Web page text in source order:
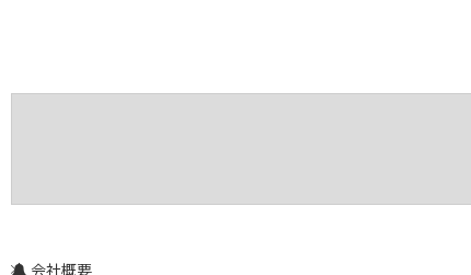
会社概要